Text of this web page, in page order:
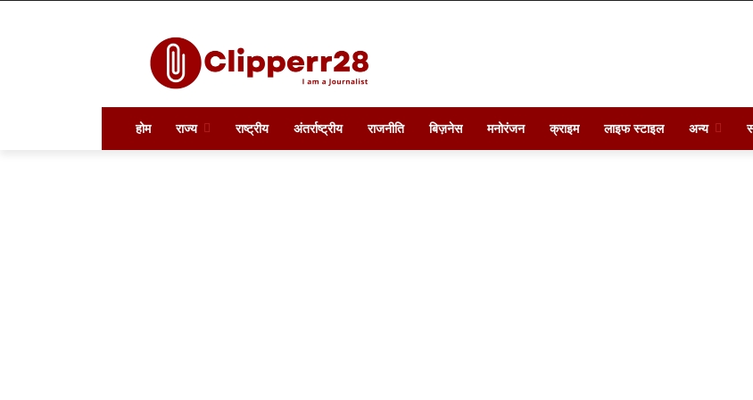
होम राज्य राष्ट्रीय अंतर्राष्ट्रीय राजनीति बिज़नेस मनोरंजन क्राइम लाइफ स्टाइल अन्य